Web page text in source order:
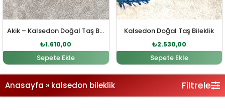
Akik – Kalsedon Doğal Taş Bileklik
₺1.610,00
Sepete Ekle
Kalsedon Doğal Taş Bileklik
₺2.530,00
Sepete Ekle
Anasayfa » kalsedon bileklik Filtrele